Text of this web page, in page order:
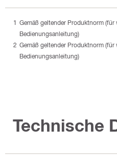
Gemäß geltender Produktnorm (für
Bedienungsanleitung)
Gemäß geltender Produktnorm (für
Bedienungsanleitung)
Technische